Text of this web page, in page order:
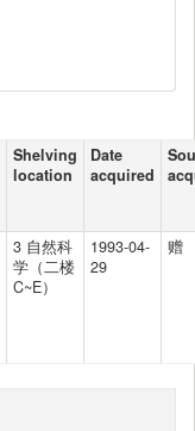
Shelving
location
Date
acquired
3 自然科
学（二楼
C~E）
1993-04-
29
赠